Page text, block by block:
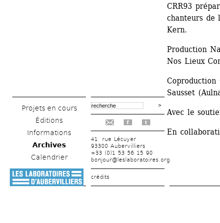
Projets en cours
Éditions
Informations
Archives
Calendrier
f t
41, rue Lécuyer
93300 Aubervilliers
+33 (0)1 53 56 15 90
bonjour@leslaboratoires.org
crédits
CRR93
chanteurs de
Kern.
Production
Nos Lieux
Coproduction
Sausset
Avec le
En